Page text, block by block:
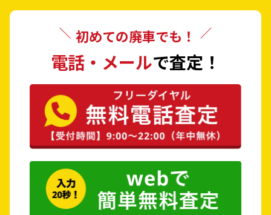
豊田郡 大崎上島町 世羅郡 世羅町
神石郡 神石高原町
初めての廃車でも！
電話・メールで査定！